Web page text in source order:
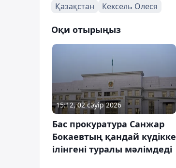
Қазақстан Кексель Олеся
Оқи отырыңыз
15:12, 02 сәуір 2026
Бас прокуратура Санжар
Бокаевтың қандай күдікке
ілінгені туралы мәлімдеді